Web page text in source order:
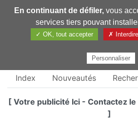
Pharmechange
Index Nouveautés
[ Votre publicité Ici - Contactez
]
En continuant de défiler,vous
services tiers pouvant
✓ OK, tout accepter ✗
Personnaliser